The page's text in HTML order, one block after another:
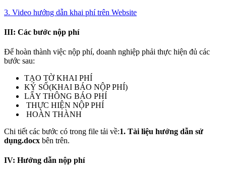
3. Video hướng dẫn khai phí trên Website
III: Các bước nộp phí
Để hoàn thành việc nộp phí, doanh nghiệp phải thực hiện đủ các
bước sau:
TẠO TỜ KHAI PHÍ
KÝ SỐ(KHAI BÁO NỘP PHÍ)
LẤY THÔNG BÁO PHÍ
THỰC HIỆN NỘP PHÍ
HOÀN THÀNH
Chi tiết các bước có trong file tải về:1. Tài liệu hướng dẫn sử
dụng.docx bên trên.
IV: Hướng dẫn nộp phí